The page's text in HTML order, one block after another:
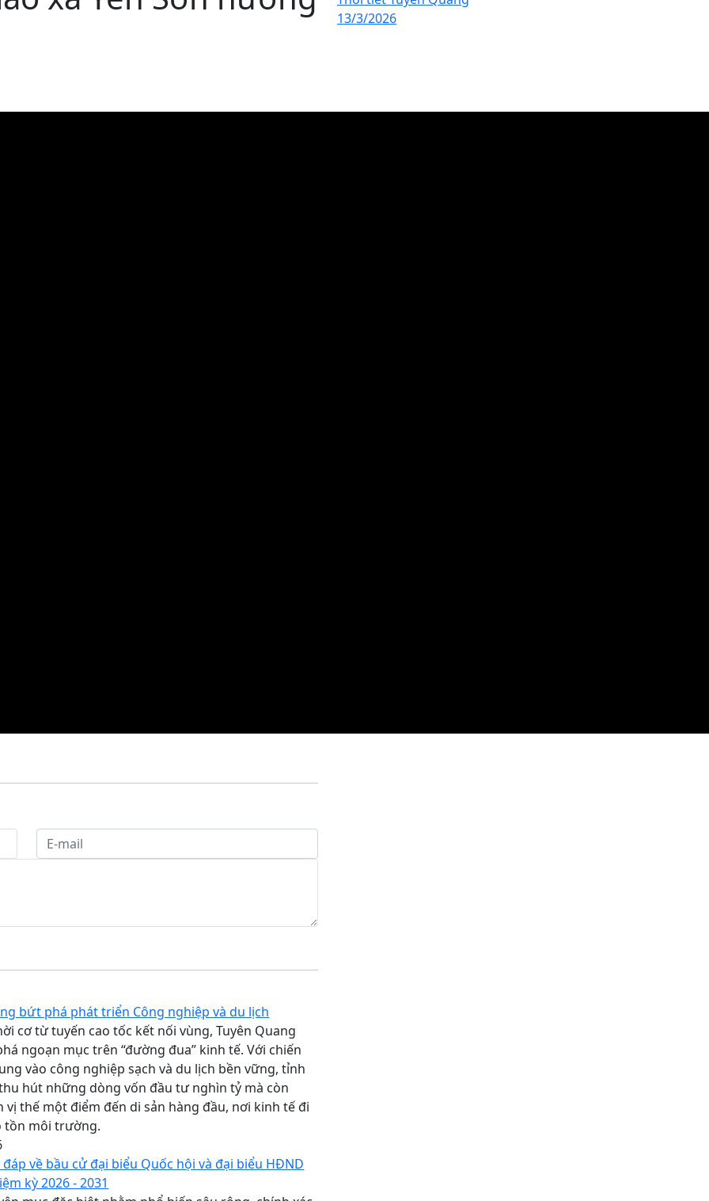
bứt phá phát triển Công nghiệp và du lịch
cơ từ tuyến cao tốc kết nối vùng, Tuyên Quang
ngoạn mục trên “đường đua” kinh tế. Với chiến
vào công nghiệp sạch và du lịch bền vững, tỉnh
hút những dòng vốn đầu tư nghìn tỷ mà còn
vị thế một điểm đến di sản hàng đầu, nơi kinh tế đi
tồn môi trường.
đáp về bầu cử đại biểu Quốc hội và đại biểu HĐND
kỳ 2026 - 2031
13/3/2026